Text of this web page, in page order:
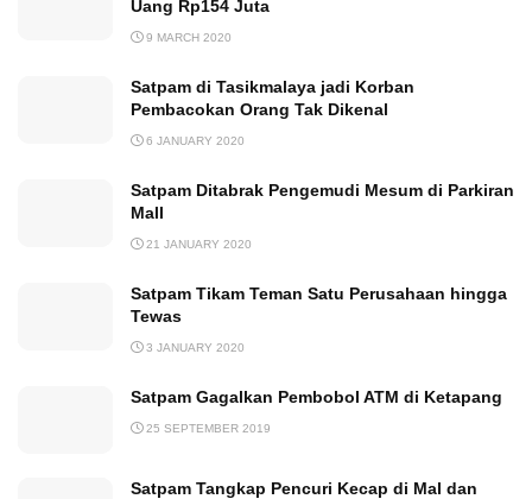
Uang Rp154 Juta
9 MARCH 2020
Satpam di Tasikmalaya jadi Korban
Pembacokan Orang Tak Dikenal
6 JANUARY 2020
Satpam Ditabrak Pengemudi Mesum di Parkiran
Mall
21 JANUARY 2020
Satpam Tikam Teman Satu Perusahaan hingga
Tewas
3 JANUARY 2020
Satpam Gagalkan Pembobol ATM di Ketapang
25 SEPTEMBER 2019
Satpam Tangkap Pencuri Kecap di Mal dan